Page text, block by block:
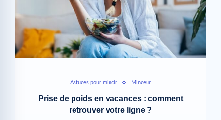
Astuces pour mincir Minceur
Prise de poids en vacances : comment
retrouver votre ligne ?